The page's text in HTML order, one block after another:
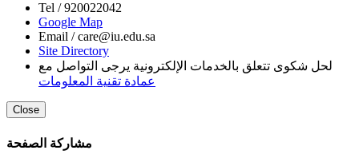
Tel /920022042
Google Map
Email /care@iu.edu.sa
Site Directory
لحل شكوى تتعلق بالخدمات الإلكترونية يرجى التواصل مع
عمادة تقنية المعلومات
Close
مشاركة الصفحة